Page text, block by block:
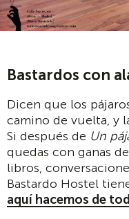
Bastardos con
Dicen que los
camino de vuelta, y
Si después de Un
quedas con ganas
libros,
Bastardo Hostel
aquí hacemos de